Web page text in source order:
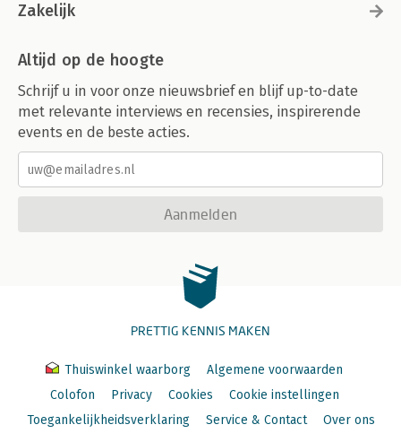
Zakelijk
Altijd op de hoogte
Schrijf u in voor onze nieuwsbrief en blijf up-to-date
met relevante interviews en recensies, inspirerende
events en de beste acties.
Aanmelden
PRETTIG KENNIS MAKEN
Thuiswinkel waarborg
Algemene voorwaarden
Colofon
Privacy Cookies
Cookie instellingen
Toegankelijkheidsverklaring
Service & Contact Over ons